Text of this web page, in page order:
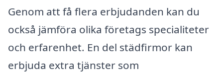
Genom att få flera erbjudanden kan du
också jämföra olika företags specialiteter
och erfarenhet. En del städfirmor kan
erbjuda extra tjänster som